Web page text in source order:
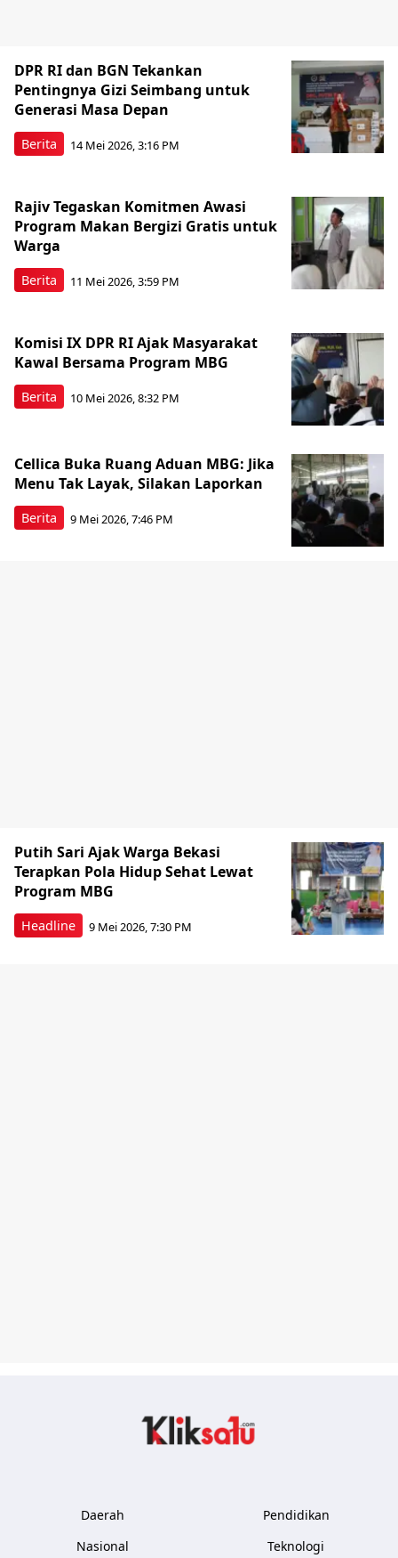
Berita
DPR RI dan BGN Tekankan
Pentingnya Gizi Seimbang untuk
Generasi Masa Depan
14 Mei 2026, 3:16 PM
Berita
Rajiv Tegaskan Komitmen Awasi
Program Makan Bergizi Gratis untuk
Warga
11 Mei 2026, 3:59 PM
Berita
Komisi IX DPR RI Ajak Masyarakat
Kawal Bersama Program MBG
10 Mei 2026, 8:32 PM
Berita
Cellica Buka Ruang Aduan MBG: Jika
Menu Tak Layak, Silakan Laporkan
9 Mei 2026, 7:46 PM
Headline
Putih Sari Ajak Warga Bekasi
Terapkan Pola Hidup Sehat Lewat
Program MBG
9 Mei 2026, 7:30 PM
Daerah
Nasional
Pendidikan
Teknologi